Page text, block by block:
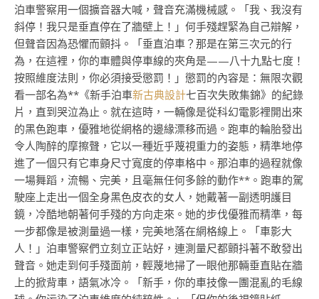
泊車警察用一個擴音器大喊，聲音充滿機械感。「我、我沒有
斜停！我只是垂直停在了牆壁上！」何手殘趕緊為自己辯解，
但聲音因為恐懼而顫抖。「垂直泊車？那是在第三次元的行
為，在這裡，你的車體與停車線的夾角是——八十九點七度！
按照維度法則，你必須接受懲罰！」懲罰的內容是：無限次觀
看一部名為**《新手泊車新古典設計七百次失敗集錦》的紀錄
片，直到哭泣為止。就在這時，一輛像是從科幻電影裡開出來
的黑色跑車，優雅地從網格的邊緣漂移而過。跑車的輪胎發出
令人陶醉的摩擦聲，它以一種近乎蔑視重力的姿態，精準地停
進了一個只有它車身尺寸寬度的停車格中。那泊車的過程就像
一場舞蹈，流暢、完美，且毫無任何多餘的動作**。跑車的駕
駛座上走出一個全身黑色皮衣的女人，她戴著一副透明護目
鏡，冷酷地朝著何手殘的方向走來。她的步伐優雅而精準，每
一步都像是被測量過一樣，完美地落在網格線上。「車影大
人！」泊車警察們立刻立正站好，連測量尺都顫抖著不敢發出
聲音。她走到何手殘面前，輕蔑地掃了一眼他那輛垂直貼在牆
上的掀背車，語氣冰冷。「新手，你的車技像一團混亂的毛線